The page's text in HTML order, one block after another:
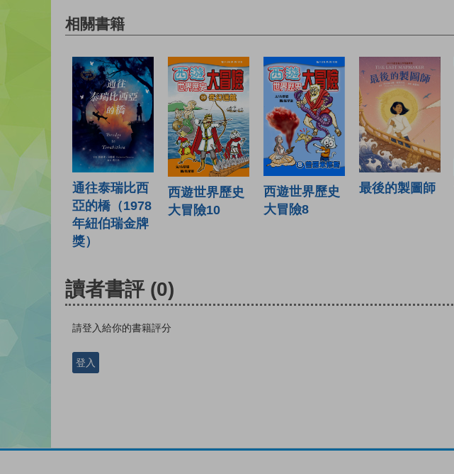
相關書籍
通往泰瑞比西
亞的橋（1978
年紐伯瑞金牌
獎）
西遊世界歷史
大冒險10
西遊世界歷史
大冒險8
最後的製圖師
讀者書評 (0)
請登入給你的書籍評分
登入